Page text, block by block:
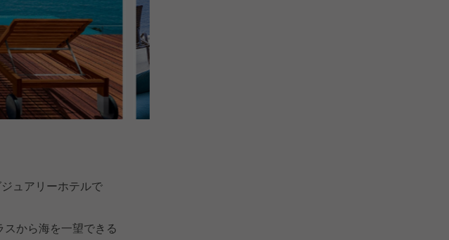
ュアリーホテルで
から海を一望できる